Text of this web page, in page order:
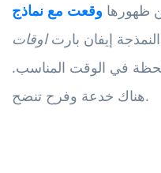
ظهورها
إيفان بارتاوقات
في الوقت المناسب.
هناك خدعة وفرح تنضح.